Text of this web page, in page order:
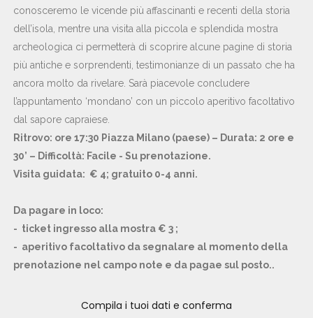
conosceremo le vicende più affascinanti e recenti della storia
dell’isola, mentre una visita alla piccola e splendida mostra
archeologica ci permetterà di scoprire alcune pagine di storia
più antiche e sorprendenti, testimonianze di un passato che ha
ancora molto da rivelare. Sarà piacevole concludere
l’appuntamento ‘mondano’ con un piccolo aperitivo facoltativo
dal sapore capraiese.
Ritrovo: ore 17:30 Piazza Milano (paese) – Durata: 2 ore e
30’ – Difficoltà: Facile - Su prenotazione.
Visita guidata: € 4; gratuito 0-4 anni.
Da pagare in loco:
- ticket ingresso alla mostra € 3 ;
- aperitivo facoltativo da segnalare al momento della
prenotazione nel campo note e da pagae sul posto..
Compila i tuoi dati e conferma